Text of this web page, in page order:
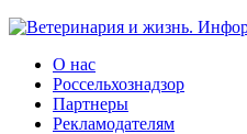
О нас
Россельхознадзор
Партнеры
Рекламодателям